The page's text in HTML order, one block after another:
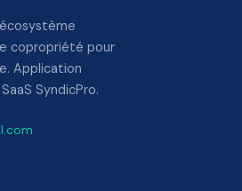
copropriété pour
Application
SyndicPro.